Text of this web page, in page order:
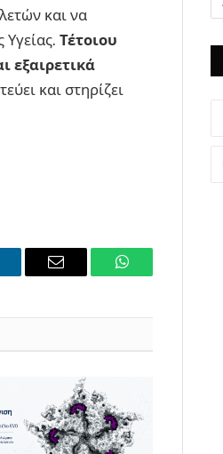
και να
Τέτοιου
εξαιρετικά
και στηρίζει
Email WhatsApp